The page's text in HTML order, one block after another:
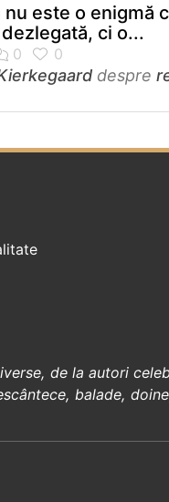
nu este o enigmă
ci o...
despre
de la autori
, balade, doine